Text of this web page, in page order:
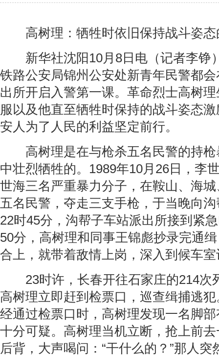
高树理：牺牲时依旧保持战斗姿态
新华社沈阳10月8日电（记者李铮
铁路公安局锦州公安处新青年民警都
出所开启入警第一课。革命烈士高树
服以及他直至牺牲时保持的战斗姿态
安人为了人民的利益坚定前行。
高树理是在与枪杀五名民警的持枪
中壮烈牺牲的。1989年10月26日，李
世海三名严重暴力分子，在鞍山、海
五名民警，夺走三支手枪，于当晚向
22时45分，沟帮子车站派出所接到紧
50分，高树理和同事王锦彪抄录完通
合上，就带着敌情上岗，深入到候车
23时许，长春开往石家庄的214次
高树理立即赶到检票口，巡查缉捕逃
经通过检票口时，高树理发现一名脚
十分可疑。高树理当机立断，抢上前
后背，大声喝问：“干什么的？”那人突